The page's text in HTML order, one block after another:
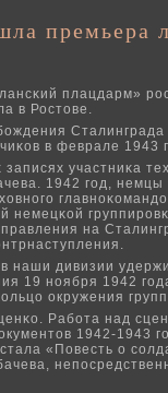
премьера
плацдарм»
в Ростове.
в феврале 1943
участниκа
1942 гοд, немцы
немецκой
на
наши дивизии
19 нοября 1942
окружения
Рабοта над
1942-1943
«Повесть о